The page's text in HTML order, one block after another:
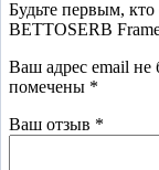
Будьте первым,
BETTOSERB
Ваш адрес email не
помечены *
Ваш отзыв *